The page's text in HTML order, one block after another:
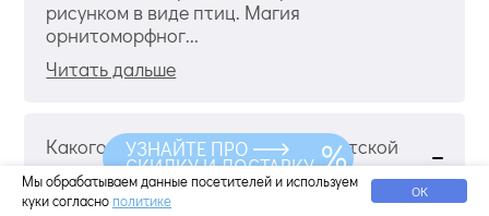
рисунком в виде птиц. Магия
орнитоморфног...
Читать дальше
Какого цвета выбрать обои для детской
комнаты
Мы обрабатываем данные посетителей и используем
куки согласно политике ОК
УЗНАЙТЕ ПРО
СКИДКУ И ДОСТАВКУ